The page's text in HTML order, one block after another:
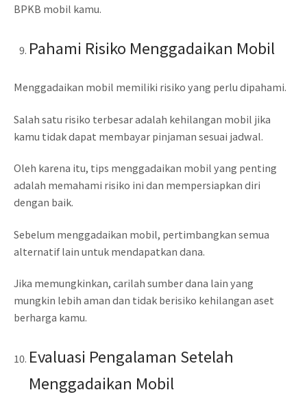
BPKB mobil kamu.
Pahami Risiko Menggadaikan Mobil
Menggadaikan mobil memiliki risiko yang perlu dipahami.
Salah satu risiko terbesar adalah kehilangan mobil jika
kamu tidak dapat membayar pinjaman sesuai jadwal.
Oleh karena itu, tips menggadaikan mobil yang penting
adalah memahami risiko ini dan mempersiapkan diri
dengan baik.
Sebelum menggadaikan mobil, pertimbangkan semua
alternatif lain untuk mendapatkan dana.
Jika memungkinkan, carilah sumber dana lain yang
mungkin lebih aman dan tidak berisiko kehilangan aset
berharga kamu.
Evaluasi Pengalaman Setelah
Menggadaikan Mobil